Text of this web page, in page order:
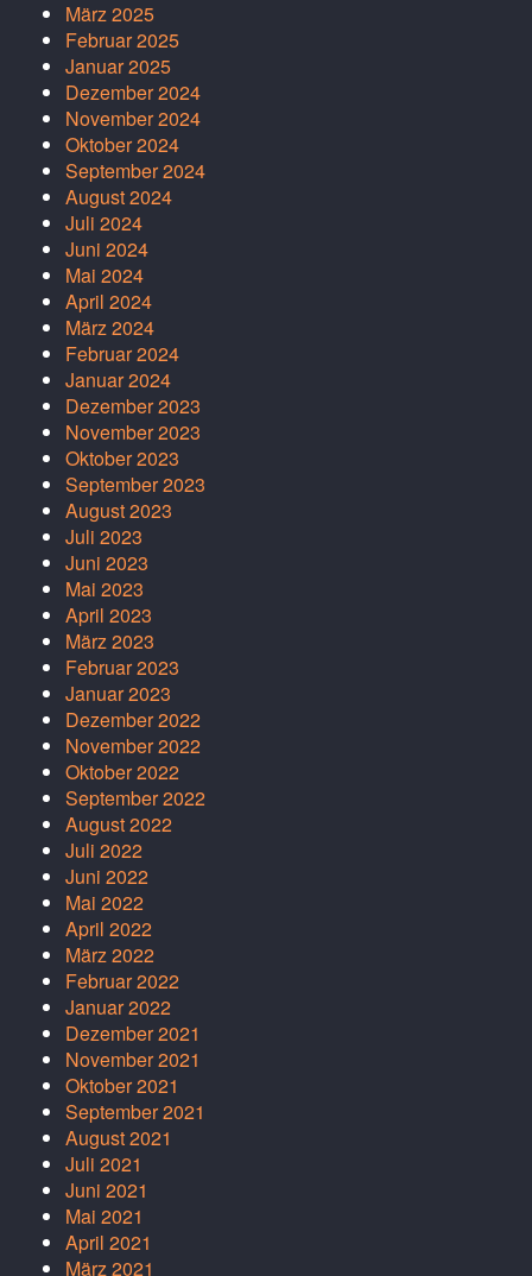
März 2025
Februar 2025
Januar 2025
Dezember 2024
November 2024
Oktober 2024
September 2024
August 2024
Juli 2024
Juni 2024
Mai 2024
April 2024
März 2024
Februar 2024
Januar 2024
Dezember 2023
November 2023
Oktober 2023
September 2023
August 2023
Juli 2023
Juni 2023
Mai 2023
April 2023
März 2023
Februar 2023
Januar 2023
Dezember 2022
November 2022
Oktober 2022
September 2022
August 2022
Juli 2022
Juni 2022
Mai 2022
April 2022
März 2022
Februar 2022
Januar 2022
Dezember 2021
November 2021
Oktober 2021
September 2021
August 2021
Juli 2021
Juni 2021
Mai 2021
April 2021
März 2021